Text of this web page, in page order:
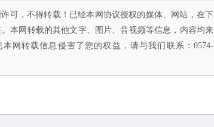
可，不得转载！已经本网协议授权的媒体、网站，在下
本网转载的其他文字、图片、音视频等信息，内容均来
网转载信息侵害了您的权益，请与我们联系：0574-